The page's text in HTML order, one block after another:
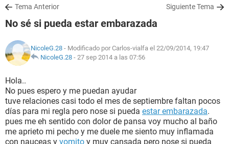
SALUD
NUTRICIÓN
BIENESTAR
SEXUALIDAD
GLOSARIO
Tema Anterior Siguiente Tema
No sé si pueda estar embarazada
NicoleG.28 - Modificado por Carlos-vialfa el 22/09/2014, 19:47
NicoleG.28 - 27 sep 2014 a las 07:56
Hola..
No pues espero y me puedan ayudar
tuve relaciones casi todo el mes de septiembre faltan pocos
días para mi regla pero nose si pueda estar embarazada.
pues me eh sentido con dolor de pansa voy mucho al baño
me aprieto mi pecho y me duele me siento muy inflamada
con nauceas y vomito y muy cansada pero nose si pueda